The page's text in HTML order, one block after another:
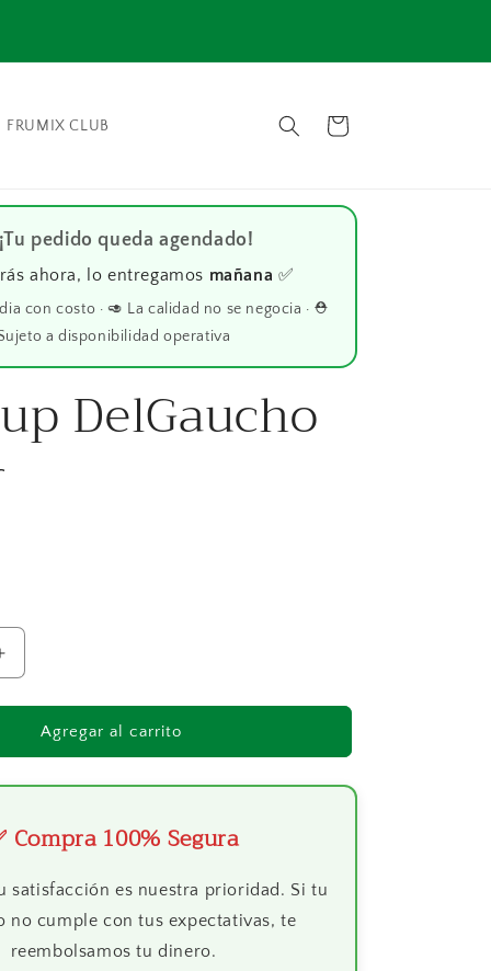
FRUMIX CLUB Carrito
pedido queda agendado!
ahora, lo entregamos mañana ✅
con costo · 🥑 La calidad no se negocia · ⛑️
a disponibilidad operativa
DelGaucho
Aumentar
KetchupAgregar al carrito
Compra 100% Segura
satisfacción es nuestra prioridad. Si tu
no cumple con tus expectativas, te
reembolsamos tu dinero.